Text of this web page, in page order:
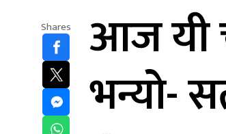
Shares आज यी
भन्यो-